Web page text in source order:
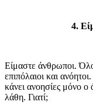
4.
Είμαστε άνθρωποι.
επιπόλαιοι και
κάνει ανοησίες μόνο
λάθη. Γιατί;